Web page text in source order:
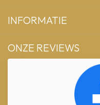
INFORMATIE
ONZE REVIEWS